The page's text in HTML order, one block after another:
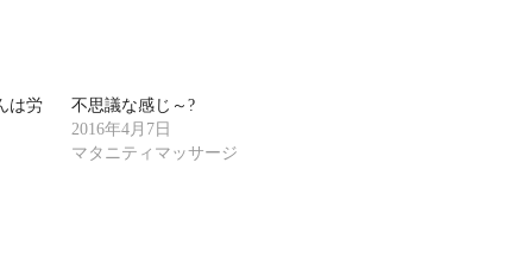
は労
不思議な感じ～?
2016年4月7日
マタニティマッサージ